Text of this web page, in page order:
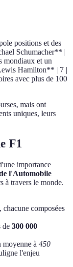
positions et des
Schumacher** |
mondiaux et un
Hamilton** | 7 |
avec plus de 100
mais ont
uniques, leurs
F1
importance
l'Automobile
à travers le monde.
composées
de 300 000
moyenne à 450
l'enjeu